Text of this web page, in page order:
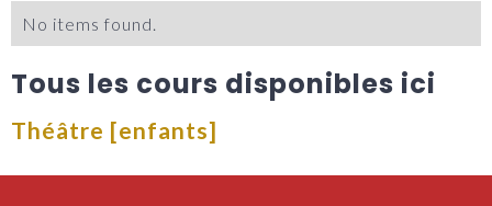
No items found.
Tous les cours disponibles ici
Théâtre [enfants]